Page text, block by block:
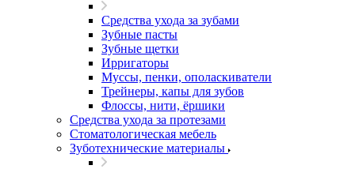
Средства ухода за зубами
Зубные пасты
Зубные щетки
Ирригаторы
Муссы, пенки, ополаскиватели
Трейнеры, капы для зубов
Флоссы, нити, ёршики
Средства ухода за протезами
Стоматологическая мебель
Зуботехнические материалы